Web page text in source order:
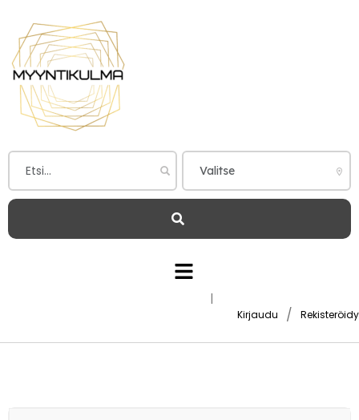
|
Kirjaudu / Rekisteröidy